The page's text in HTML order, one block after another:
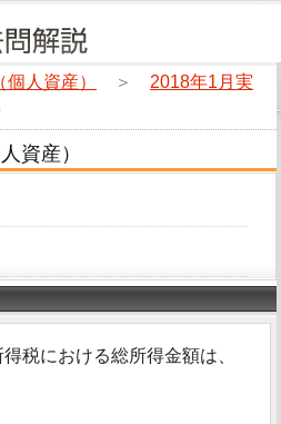
個人資産） ＞ 2018年1月実
資産）
税における総所得金額は、